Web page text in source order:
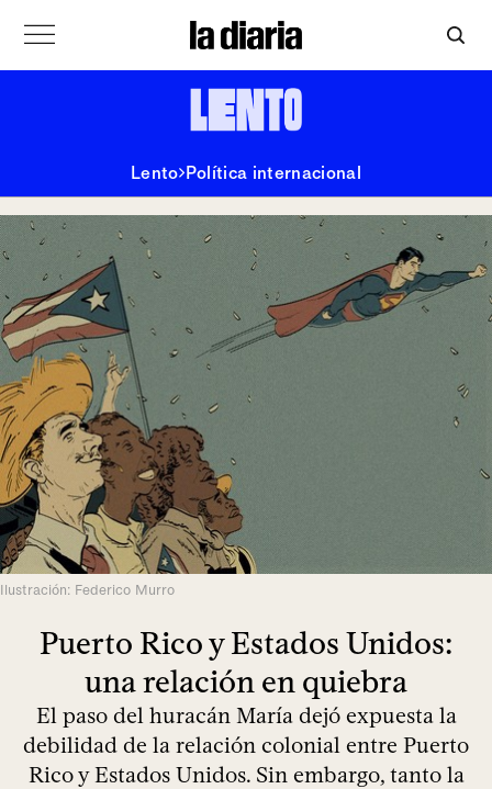
Lento Política internacional
Ilustración: Federico Murro
Puerto Rico y Estados Unidos:
una relación en quiebra
El paso del huracán María dejó expuesta la
debilidad de la relación colonial entre Puerto
Rico y Estados Unidos. Sin embargo, tanto la